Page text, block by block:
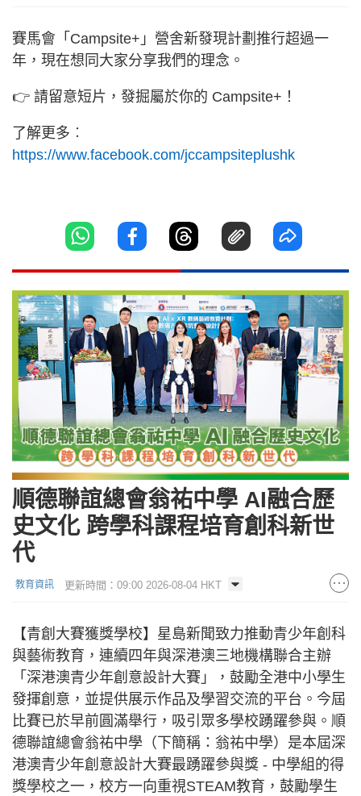
賽馬會「Campsite+」營舍新發現計劃推行超過一
年，現在想同大家分享我們的理念。
👉 請留意短片，發掘屬於你的 Campsite+！
了解更多︰
https://www.facebook.com/jccampsiteplushk
順德聯誼總會翁祐中學 AI融合歷
史文化 跨學科課程培育創科新世
代
教育資訊 更新時間：09:00 2026-08-04 HKT
【青創大賽獲獎學校】星島新聞致力推動青少年創科
與藝術教育，連續四年與深港澳三地機構聯合主辦
「深港澳青少年創意設計大賽」，鼓勵全港中小學生
發揮創意，並提供展示作品及學習交流的平台。今屆
比賽已於早前圓滿舉行，吸引眾多學校踴躍參與。順
德聯誼總會翁祐中學（下簡稱：翁祐中學）是本屆深
港澳青少年創意設計大賽最踴躍參與獎 - 中學組的得
獎學校之一，校方一向重視STEAM教育，鼓勵學生